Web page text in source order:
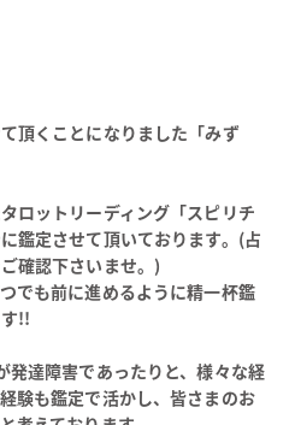
頂くことになりました「みず
ロットリーディング「スピリチ
鑑定させて頂いております。(占
確認下さいませ。)
でも前に進めるように精一杯鑑
!!
発達障害であったりと、様々な経
験も鑑定で活かし、皆さまのお